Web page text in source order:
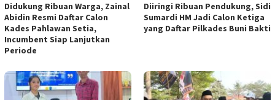
Didukung Ribuan Warga, Zainal
Abidin Resmi Daftar Calon
Kades Pahlawan Setia,
Incumbent Siap Lanjutkan
Periode
Diiringi Ribuan Pendukung, Sidi
Sumardi HM Jadi Calon Ketiga
yang Daftar Pilkades Buni Bakti